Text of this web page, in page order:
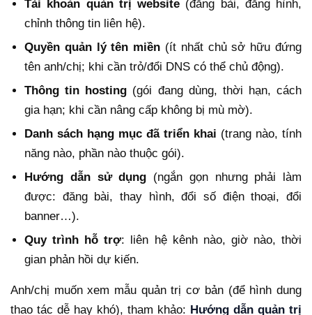
Tài khoản quản trị website (đăng bài, đăng hình,
chỉnh thông tin liên hệ).
Quyền quản lý tên miền (ít nhất chủ sở hữu đứng
tên anh/chị; khi cần trỏ/đổi DNS có thể chủ động).
Thông tin hosting (gói đang dùng, thời hạn, cách
gia hạn; khi cần nâng cấp không bị mù mờ).
Danh sách hạng mục đã triển khai (trang nào, tính
năng nào, phần nào thuộc gói).
Hướng dẫn sử dụng (ngắn gọn nhưng phải làm
được: đăng bài, thay hình, đổi số điện thoại, đổi
banner…).
Quy trình hỗ trợ: liên hệ kênh nào, giờ nào, thời
gian phản hồi dự kiến.
Anh/chị muốn xem mẫu quản trị cơ bản (để hình dung
thao tác dễ hay khó), tham khảo: Hướng dẫn quản trị